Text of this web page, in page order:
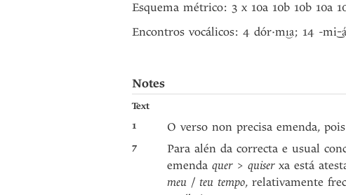
Esquema métrico: 3 x 10a 10b 10b 10a
Encontros vocálicos: 4 dór·mi͜a; 14 -mi-á
Notes
Text
1
O verso non precisa emenda,
7 Para alén da correcta e usual
emenda quer > quiserxa está
meu / teu tempo, relativamente